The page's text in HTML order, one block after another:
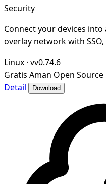
Security
Connect your devices
overlay network with
Linux · vv0.74.6
Gratis Aman Open Source
Detail
Download